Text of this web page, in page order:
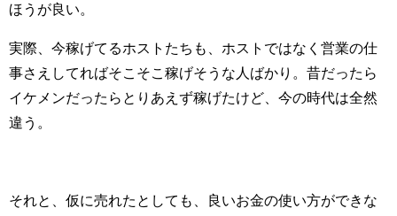
ほうが良い。
実際、今稼げてるホストたちも、ホストではなく営業の仕
事さえしてればそこそこ稼げそうな人ばかり。昔だったら
イケメンだったらとりあえず稼げたけど、今の時代は全然
違う。
それと、仮に売れたとしても、良いお金の使い方ができな